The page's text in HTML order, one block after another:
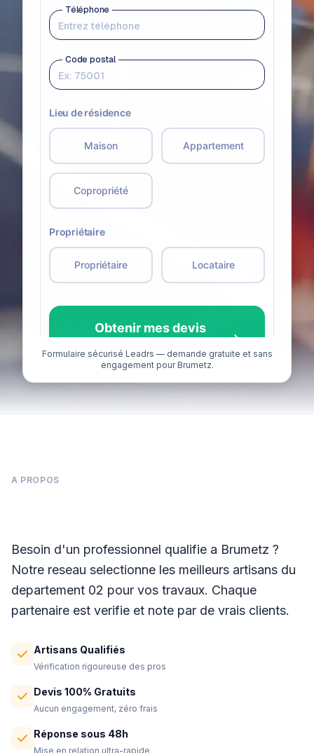
Formulaire sécurisé Leadrs — demande gratuite et sans
engagement pour Brumetz.
A PROPOS
Besoin d'un professionnel qualifie a Brumetz ?
Notre reseau selectionne les meilleurs artisans du
departement 02 pour vos travaux. Chaque
partenaire est verifie et note par de vrais clients.
Artisans Qualifiés
Vérification rigoureuse des pros
Devis 100% Gratuits
Aucun engagement, zéro frais
Réponse sous 48h
Mise en relation ultra-rapide